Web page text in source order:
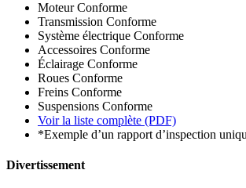
MoteurConforme
Transmission Conforme
Système électrique Conforme
Accessoires Conforme
Éclairage Conforme
Roues Conforme
Freins Conforme
Suspensions Conforme
Voir la liste complète (PDF)
*Exemple d’un rapport d’inspection
Divertissement